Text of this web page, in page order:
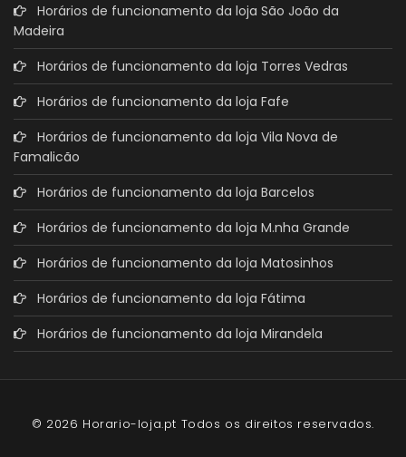
Horários de funcionamento da loja São João da
Madeira
Horários de funcionamento da loja Torres Vedras
Horários de funcionamento da loja Fafe
Horários de funcionamento da loja Vila Nova de
Famalicão
Horários de funcionamento da loja Barcelos
Horários de funcionamento da loja M.nha Grande
Horários de funcionamento da loja Matosinhos
Horários de funcionamento da loja Fátima
Horários de funcionamento da loja Mirandela
© 2026 Horario-loja.pt Todos os direitos reservados.